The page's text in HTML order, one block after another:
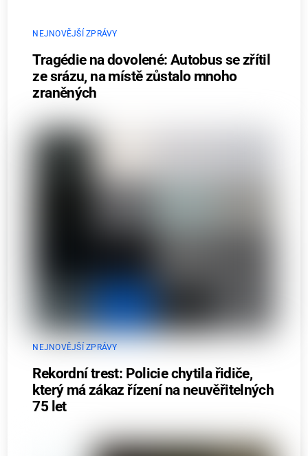
NEJNOVĚJŠÍ ZPRÁVY
Tragédie na dovolené: Autobus se zřítil
ze srázu, na místě zůstalo mnoho
zraněných
NEJNOVĚJŠÍ ZPRÁVY
Rekordní trest: Policie chytila řidiče,
který má zákaz řízení na neuvěřitelných
75 let